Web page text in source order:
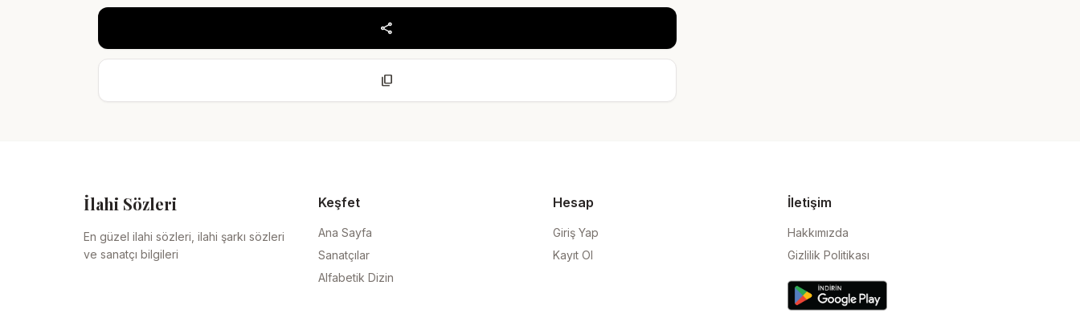
share
content_copy
İlahi Sözleri
En güzel ilahi sözleri, ilahi şarkı sözleri
ve sanatçı bilgileri
Keşfet
Ana Sayfa
Sanatçılar
Alfabetik Dizin
Hesap
Giriş Yap
Kayıt Ol
İletişim
Hakkımızda
Gizlilik Politikası